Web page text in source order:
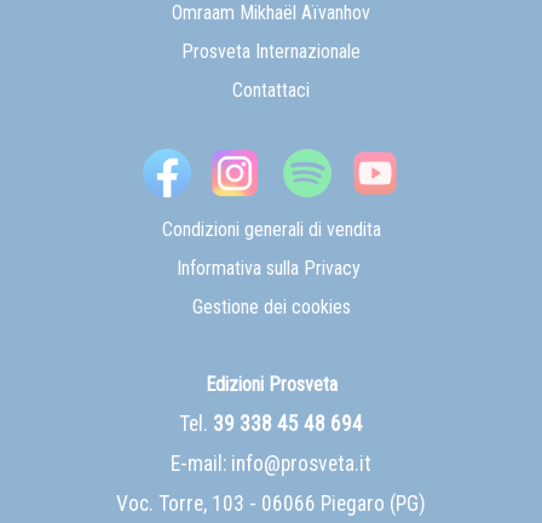
Omraam Mikhaël Aïvanhov
Prosveta Internazionale
Contattaci
Condizioni generali di vendita
Informativa sulla Privacy
Gestione dei cookies
Edizioni Prosveta
Tel. 39 338 45 48 694
E-mail: info@prosveta.it
Voc. Torre, 103 - 06066 Piegaro (PG)